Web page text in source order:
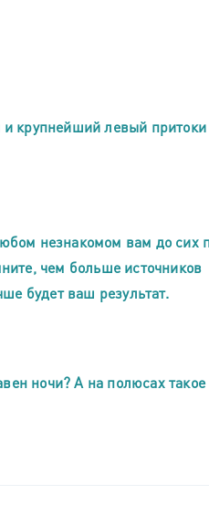
крупнейший левый
незнакомом вам до сих
чем больше источников
будет ваш результат.
ночи? А на полюсах такое